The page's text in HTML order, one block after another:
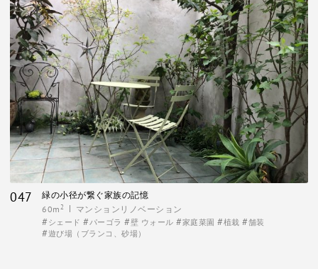
047
緑の小径が繋ぐ家族の記憶
60m 2 マンションリノベーション
シェード パーゴラ 壁 ウォール 家庭菜園 植栽
舗装
遊び場（ブランコ、砂場）